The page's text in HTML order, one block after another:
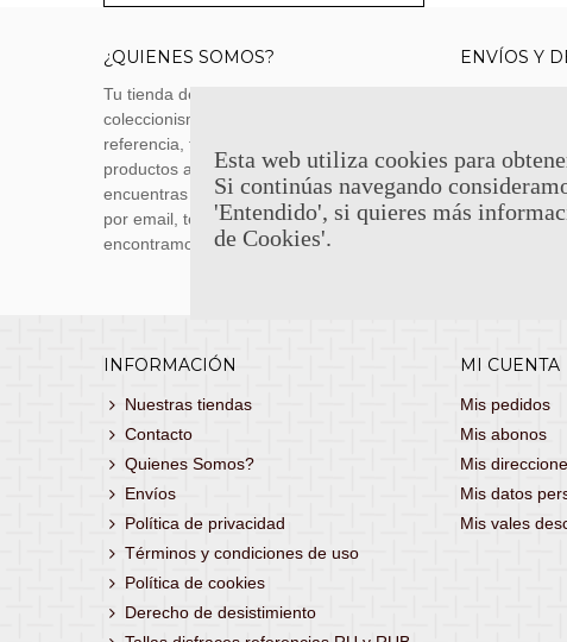
¿QUIENES SOMOS?
Tu tienda de merchandising, artículos de
coleccionismo y réplicas históricas de
referencia, tenemos una gran variedad de
productos a los mejores precios. Si no
encuentras lo que buscas, danos un toque
por email, teléfono o Whatsapp y te lo
encontramos!
ENVÍOS Y
siguiente
También
conportes
INFORMACIÓN
Nuestras tiendas
Contacto
Quienes Somos?
Envíos
Política de privacidad
Términos y condiciones de uso
Política de cookies
Derecho de desistimiento
MI CUENTA
Mis pedidos
Mis abonos
Mis
Mis datos
Mis vales
Esta web utiliza cookies para
Si continúas navegando
'Entendido', si quieres más
de Cookies'.